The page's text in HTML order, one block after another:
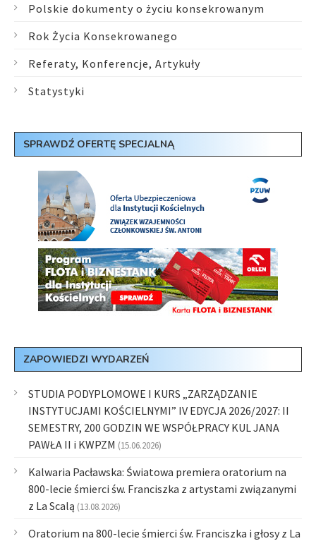
Polskie dokumenty o życiu konsekrowanym
Rok Życia Konsekrowanego
Referaty, Konferencje, Artykuły
Statystyki
SPRAWDŹ OFERTĘ SPECJALNĄ
ZAPOWIEDZI WYDARZEŃ
STUDIA PODYPLOMOWE I KURS „ZARZĄDZANIE
INSTYTUCJAMI KOŚCIELNYMI” IV EDYCJA 2026/2027: II
SEMESTRY, 200 GODZIN WE WSPÓŁPRACY KUL JANA
PAWŁA II i KWPZM (15.06.2026)
Kalwaria Pacławska: Światowa premiera oratorium na
800-lecie śmierci św. Franciszka z artystami związanymi
z La Scalą (13.08.2026)
Oratorium na 800-lecie śmierci św. Franciszka i głosy z La